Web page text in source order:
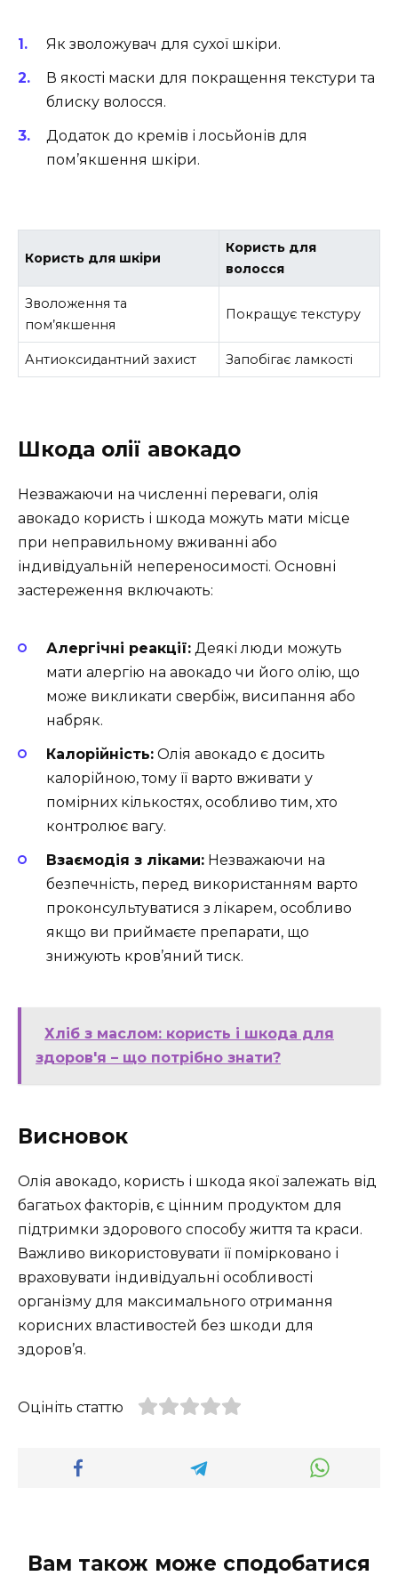
Як зволожувач для сухої шкіри.
В якості маски для покращення текстури та
блиску волосся.
Додаток до кремів і лосьйонів для
пом’якшення шкіри.
Користь для шкіри
Користь для
волосся
Зволоження та
пом’якшення
Покращує текстуру
Антиоксидантний захист Запобігає ламкості
Шкода олії авокадо
Незважаючи на численні переваги, олія
авокадо користь і шкода можуть мати місце
при неправильному вживанні або
індивідуальній непереносимості. Основні
застереження включають:
Алергічні реакції: Деякі люди можуть
мати алергію на авокадо чи його олію, що
може викликати свербіж, висипання або
набряк.
Калорійність: Олія авокадо є досить
калорійною, тому її варто вживати у
помірних кількостях, особливо тим, хто
контролює вагу.
Взаємодія з ліками: Незважаючи на
безпечність, перед використанням варто
проконсультуватися з лікарем, особливо
якщо ви приймаєте препарати, що
знижують кров’яний тиск.
Хліб з маслом: користь і шкода для
здоров'я – що потрібно знати?
Висновок
Олія авокадо, користь і шкода якої залежать від
багатьох факторів, є цінним продуктом для
підтримки здорового способу життя та краси.
Важливо використовувати її помірковано і
враховувати індивідуальні особливості
організму для максимального отримання
корисних властивостей без шкоди для
здоров’я.
Оцініть статтю
Вам також може сподобатися